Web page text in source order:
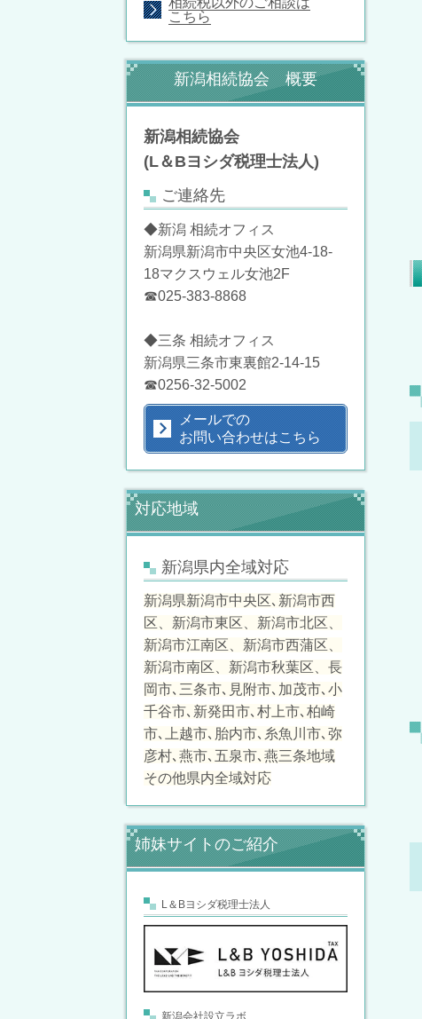
こちら
新潟相続協会 概要
新潟相続協会
(L＆Bヨシダ税理士法人)
ご連絡先
◆新潟 相続オフィス
新潟県新潟市中央区女池4-18-
18マクスウェル女池2F
☎025-383-8868
◆三条 相続オフィス
新潟県三条市東裏館2-14-15
☎0256-32-5002
メールでの
お問い合わせはこちら
対応地域
新潟県内全域対応
新潟県新潟市中央区､新潟市西
区、新潟市東区、新潟市北区、
新潟市江南区、新潟市西蒲区、
新潟市南区、新潟市秋葉区、長
岡市､三条市､見附市､加茂市､小
千谷市､新発田市､村上市､柏崎
市､上越市､胎内市､糸魚川市､弥
彦村､燕市､五泉市､燕三条地域
その他県内全域対応
姉妹サイトのご紹介
L＆Bヨシダ税理士法人
新潟会社設立ラボ